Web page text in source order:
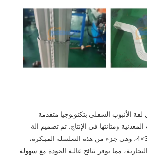
الأنبوب السفلي بتكنولوجيا متقدمة
ومتانتها في الإنتاج. تم تصميم آلة
ماسورة التصريف 3×4، وهي جزء من هذه السلسلة المبتكرة،
مما يوفر نتائج عالية الجودة مع سهولة